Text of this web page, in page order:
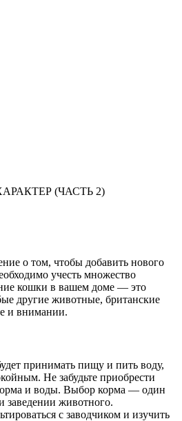
(ЧАСТЬ 2)
о том, чтобы добавить нового
учесть множество
кошки в вашем доме — это
другие животные, британские
и внимании.
принимать пищу и пить воду,
Не забудьте приобрести
и воды. Выбор корма — один
заведении животного.
с заводчиком и изучить